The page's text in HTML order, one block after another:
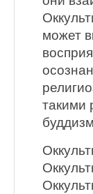
может
такими